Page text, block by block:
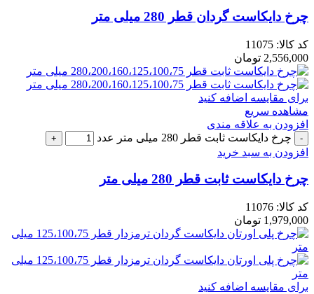
چرخ دایکاست گردان قطر 280 میلی متر
کد کالا: 11075
2,556,000 تومان
برای مقایسه اضافه کنید
مشاهده سریع
افزودن به علاقه مندی
چرخ دایکاست ثابت قطر 280 میلی متر عدد
افزودن به سبد خرید
چرخ دایکاست ثابت قطر 280 میلی متر
کد کالا: 11076
1,979,000 تومان
برای مقایسه اضافه کنید